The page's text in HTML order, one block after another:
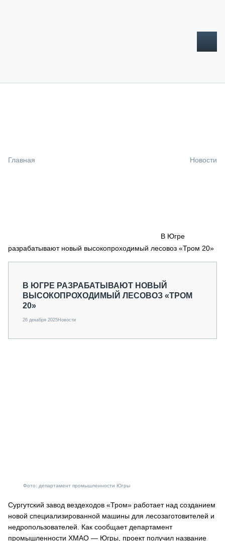
СПЕЦПРОЕКТЫ
О ПРОЕКТЕ
Главная Новости
В Югре
разрабатывают новый высокопроходимый лесовоз «Тром 20»
В ЮГРЕ РАЗРАБАТЫВАЮТ НОВЫЙ
ВЫСОКОПРОХОДИМЫЙ ЛЕСОВОЗ «ТРОМ
20»
26 декабря 2025Новости
Фото: департамент промышленности Югры
Сургутский завод вездеходов «Тром» работает над созданием
новой специализированной машины для лесозаготовителей и
недропользователей. Как сообщает департамент
промышленности ХМАО — Югры, проект получил название